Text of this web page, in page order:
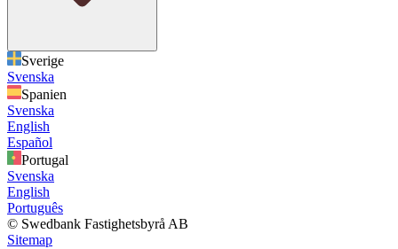
Sverige
Svenska
Spanien
Svenska
English
Español
Portugal
Svenska
English
Português
© Swedbank Fastighetsbyrå AB
Sitemap